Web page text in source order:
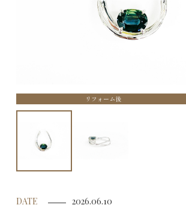
リフォーム後
DATE 2026.06.10